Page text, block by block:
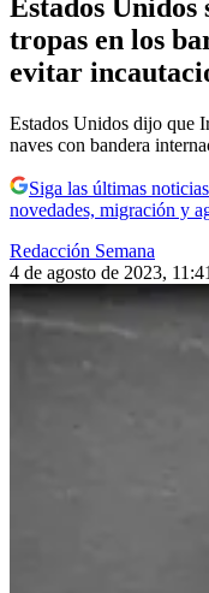
Estados Unidos
tropas en los
evitar
Estados Unidos dijo que
naves con bandera
Siga las últimas
novedades, migración y
Redacción Semana
4 de agosto de 2023,